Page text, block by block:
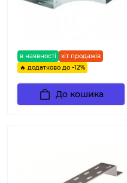
в наявності
хіт продажів
🔥 додатково до -12%
До кошика